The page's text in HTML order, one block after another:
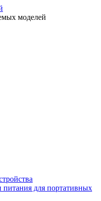
моделей
для портативных